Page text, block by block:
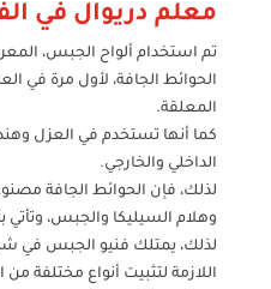
معلم دريوال في
تم استخدام ألواح الجبس،
الحوائط الجافة، لأول مرة في
المعلقة.
كما أنها تستخدم في العزل
الداخلي والخارجي.
لذلك، فإن الحوائط الجافة
وهلام السيليكا والجبس،
لذلك، يمتلك فنيو الجبس في
اللازمة لتثبيت أنواع مختلفة